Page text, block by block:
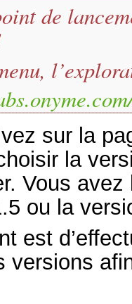
de
sur la
la
Vous
ou la
est
versions